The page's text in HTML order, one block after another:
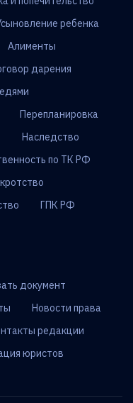
ребенка
Алименты
дарения
Перепланировка
Наследство
по ТК РФ
ГПК РФ
документ
Новости права
редакции
юристов